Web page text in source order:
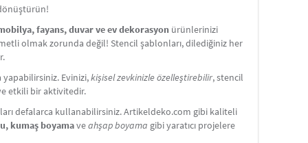
fayans, duvar ve ev dekorasyon ürünlerinizi
olmak zorunda değil! Stencil şablonları, dilediğiniz her
Evinizi,kişisel zevkinizle özelleştirebilir, stencil
etkili bir aktivitedir.
defalarca kullanabilirsiniz. Artikeldeko.com gibi kaliteli
kumaş boyamaveahşap boyama gibi yaratıcı projelere